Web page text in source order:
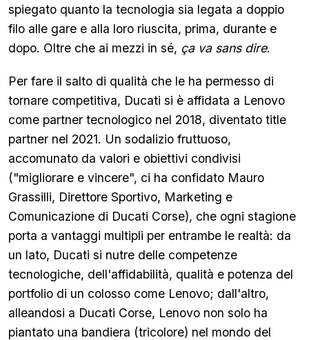
spiegato quanto la tecnologia sia legata a doppio
filo alle gare e alla loro riuscita, prima, durante e
dopo. Oltre che ai mezzi in sé, ça va sans dire.
Per fare il salto di qualità che le ha permesso di
tornare competitiva, Ducati si è affidata a Lenovo
come partner tecnologico nel 2018, diventato title
partner nel 2021. Un sodalizio fruttuoso,
accomunato da valori e obiettivi condivisi
("migliorare e vincere", ci ha confidato Mauro
Grassilli, Direttore Sportivo, Marketing e
Comunicazione di Ducati Corse), che ogni stagione
porta a vantaggi multipli per entrambe le realtà: da
un lato, Ducati si nutre delle competenze
tecnologiche, dell'affidabilità, qualità e potenza del
portfolio di un colosso come Lenovo; dall'altro,
alleandosi a Ducati Corse, Lenovo non solo ha
piantato una bandiera (tricolore) nel mondo del